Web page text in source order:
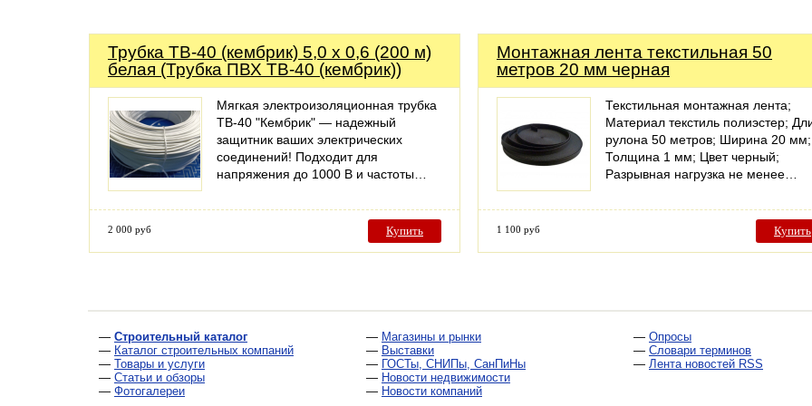
Трубка ТВ-40 (кембрик) 5,0 х 0,6 (200 м)
белая (Трубка ПВХ ТВ-40 (кембрик))
Мягкая электроизоляционная трубка
ТВ-40 "Кембрик" — надежный
защитник ваших электрических
соединений! Подходит для
напряжения до 1000 В и частоты…
2 000 руб Купить
Монтажная лента текстильная 50
метров 20 мм черная
Текстильная монтажная лента;
Материал текстиль полиэстер;
рулона 50 метров; Ширина 20 мм;
Толщина 1 мм; Цвет черный;
Разрывная нагрузка не менее…
1 100 руб Купить
— Строительный каталог
— Каталог строительных компаний
— Товары и услуги
— Статьи и обзоры
— Фотогалереи
— Магазины и рынки
— Выставки
— ГОСТы, СНИПы, СанПиНы
— Новости недвижимости
— Новости компаний
— Опросы
— Словари терминов
— Лента новостей RSS